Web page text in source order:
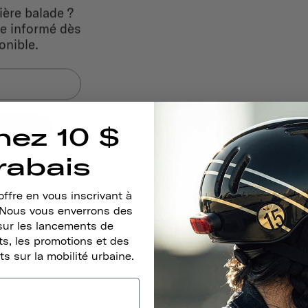
balade ?
informé dès
10 $
en vous inscrivant à
vous enverrons des
les lancements de
les promotions et des
sur la mobilité urbaine.